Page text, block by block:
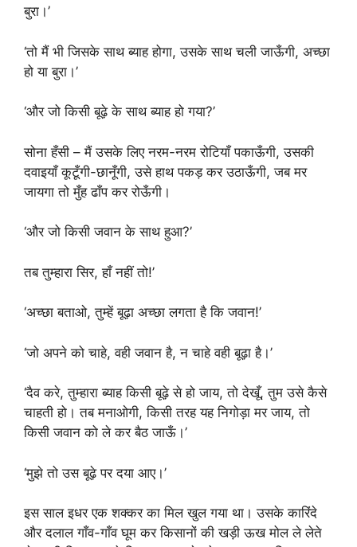
बुरा।’
‘तो मैं भी जिसके साथ ब्याह होगा, उसके साथ चली जाऊँगी, अच्छा
हो या बुरा।’
‘और जो किसी बूढ़े के साथ ब्याह हो गया?’
सोना हँसी – मैं उसके लिए नरम-नरम रोटियाँ पकाऊँगी, उसकी
दवाइयाँ कूटूँगी-छानूँगी, उसे हाथ पकड़ कर उठाऊँगी, जब मर
जायगा तो मुँह ढाँप कर रोऊँगी।
‘और जो किसी जवान के साथ हुआ?’
तब तुम्हारा सिर, हाँ नहीं तो!’
‘अच्छा बताओ, तुम्हें बूढ़ा अच्छा लगता है कि जवान!’
‘जो अपने को चाहे, वही जवान है, न चाहे वही बूढ़ा है।’
‘दैव करे, तुम्हारा ब्याह किसी बूढ़े से हो जाय, तो देखूँ, तुम उसे कैसे
चाहती हो। तब मनाओगी, किसी तरह यह निगोड़ा मर जाय, तो
किसी जवान को ले कर बैठ जाऊँ।’
‘मुझे तो उस बूढ़े पर दया आए।’
इस साल इधर एक शक्कर का मिल खुल गया था। उसके कारिंदे
और दलाल गाँव-गाँव घूम कर किसानों की खड़ी ऊख मोल ले लेते